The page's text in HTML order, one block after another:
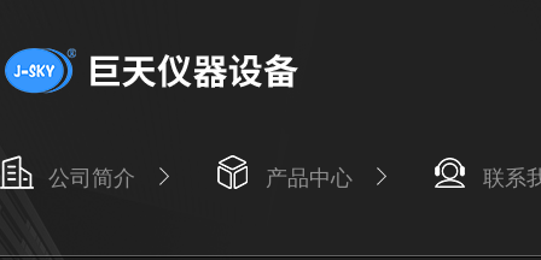
公司简介 产品中心 联系